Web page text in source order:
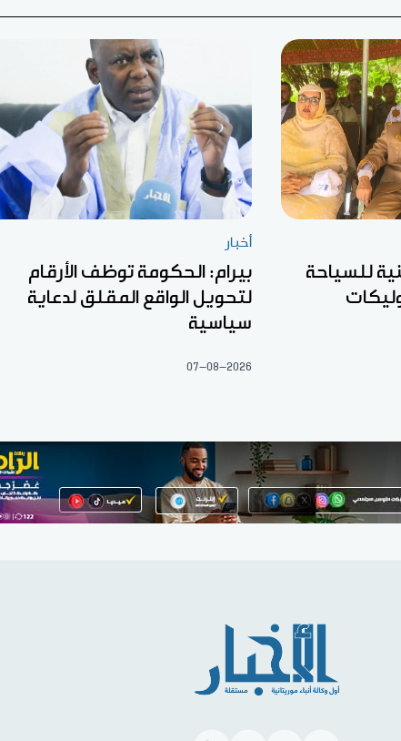
للسياحة
أخبار
بيرام: الحكومة توظف الأرقام
لتحويل الواقع المقلق لدعاية
سياسية
07-08-2026